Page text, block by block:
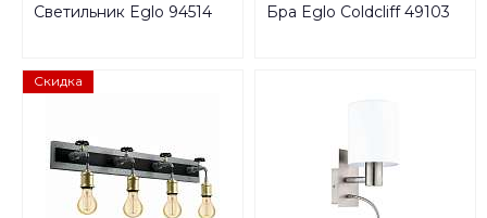
Светильник Eglo 94514 Бра Eglo Сoldcliff 49103
Скидка